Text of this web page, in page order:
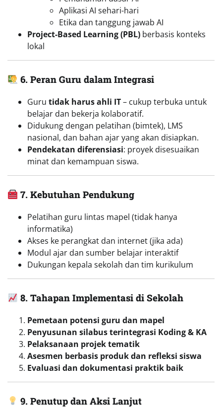
Aplikasi AI sehari-hari
Etika dan tanggung jawab AI
Project-Based Learning (PBL) berbasis konteks
lokal
6. Peran Guru dalam Integrasi
Guru tidak harus ahli IT– cukup terbuka untuk
belajar dan bekerja kolaboratif.
Didukung dengan pelatihan (bimtek), LMS
nasional, dan bahan ajar yang akan disiapkan.
Pendekatan diferensiasi: proyek disesuaikan
minat dan kemampuan siswa.
7. Kebutuhan Pendukung
Pelatihan guru lintas mapel (tidak hanya
informatika)
Akses ke perangkat dan internet (jika ada)
Modul ajar dan sumber belajar interaktif
Dukungan kepala sekolah dan tim kurikulum
8. Tahapan Implementasi di Sekolah
Pemetaan potensi guru dan mapel
Penyusunan silabus terintegrasi Koding & KA
Pelaksanaan projek tematik
Asesmen berbasis produk dan refleksi siswa
Evaluasi dan dokumentasi praktik baik
9. Penutup dan Aksi Lanjut